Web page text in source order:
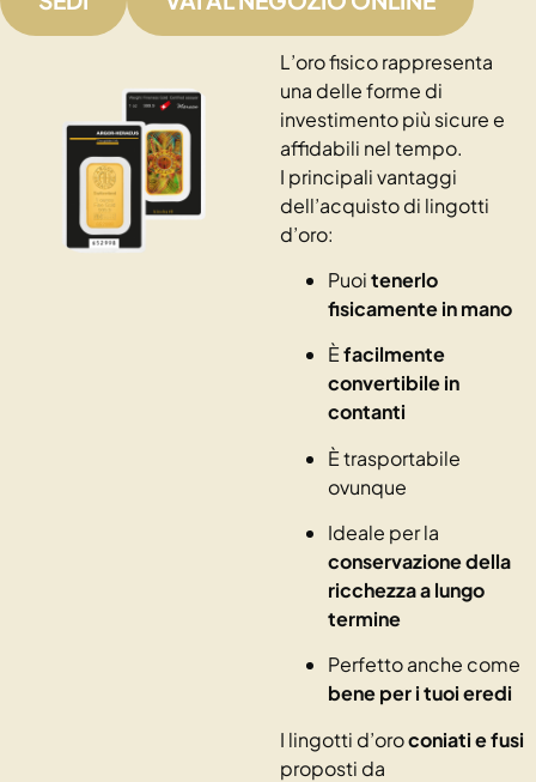
L’oro fisico rappresenta
una delle forme di
investimento più sicure e
affidabili nel tempo.
I principali vantaggi
dell’acquisto di lingotti
d’oro:
Puoitenerlo
fisicamente in mano
Èfacilmente
convertibile in
contanti
È trasportabile
ovunque
Ideale per la
conservazione della
ricchezza a lungo
termine
Perfetto anche come
bene per i tuoi eredi
I lingotti d’oroconiati e fusi
proposti da